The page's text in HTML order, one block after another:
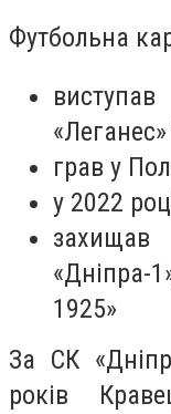
Футбольна
«Леганес»
грав у
у 2022
«Дніпра-
1925»
За СК
років